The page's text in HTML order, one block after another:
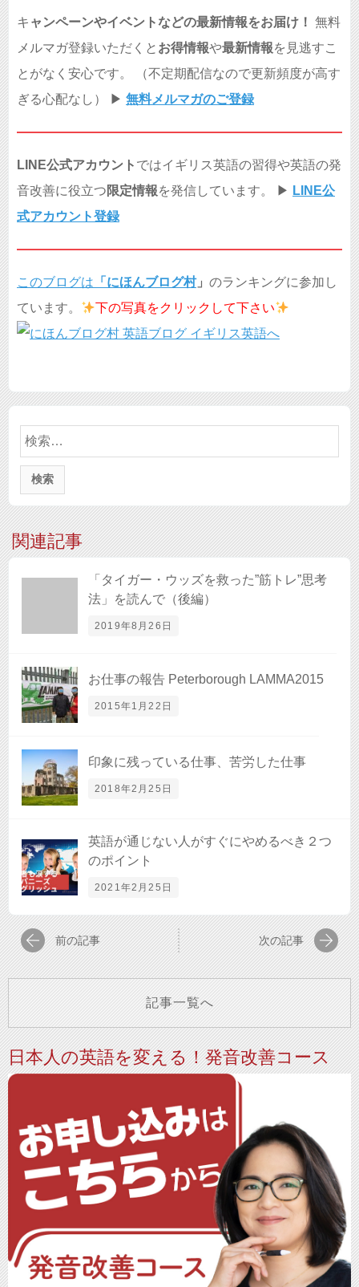
キ ャンペーンやイベントなどの最新情報をお届け！ 無料
メルマガ登録いただくと お得情報や最新情報を見逃すこ
とがなく安心です。 （不定期配信なので更新頻度が高す
ぎる心配なし） ▶︎ 無料メルマガのご登録
LINE公式アカウント ではイギリス英語の習得や英語の発
音改善に役立つ 限定情報を発信しています。 ▶︎ LINE公
式アカウント登録
このブログは 「 にほんブログ村」 のランキングに参加し
ています。
下の写真をクリックして下さい
検
索:
関連記事
「タイガー・ウッズを救った”筋トレ”思考
法」を読んで（後編）
2019年8月26日
お仕事の報告 Peterborough LAMMA2015
2015年1月22日
印象に残っている仕事、苦労した仕事
2018年2月25日
英語が通じない人がすぐにやめるべき２つ
のポイント
2021年2月25日
前の記事 次の記事
記事一覧へ
日本人の英語を変える！発音改善コース